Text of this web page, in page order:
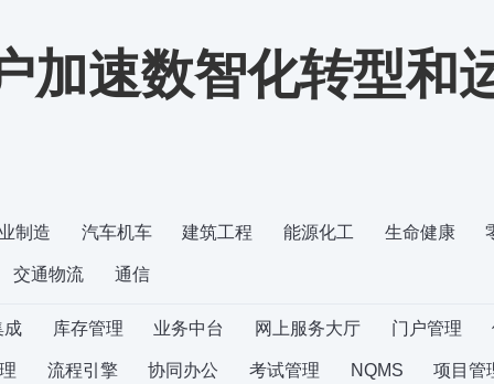
加速数智化转型和
制造 汽车机车 建筑工程 能源化工 生命健康
交通物流 通信
成 库存管理 业务中台 网上服务大厅 门户管理
流程引擎 协同办公 考试管理 NQMS 项目管